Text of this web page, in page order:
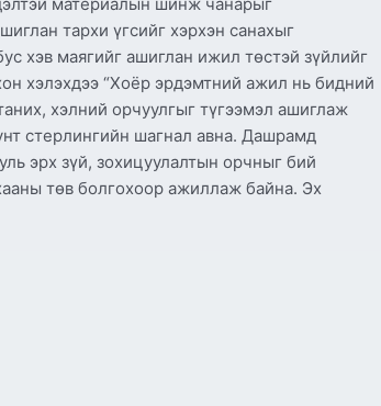
тархи үгсийг хэрхэн санахыг
хэв маягийг ашиглан ижил төстэй зүйлийг
хэлэхдээ “Хоёр эрдэмтний ажил нь бидний
хэлний орчуулгыг түгээмэл ашиглаж
стерлингийн шагнал авна. Дашрамд
эрх зүй, зохицуулалтын орчныг бий
төв болгохоор ажиллаж байна. Эх